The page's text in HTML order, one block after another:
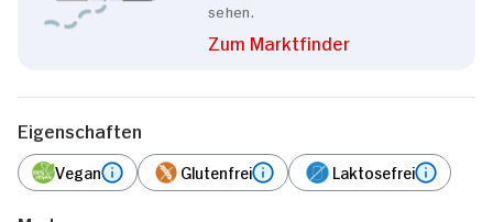
sehen.
Zum Marktfinder
Eigenschaften
Vegan Glutenfrei Laktosefrei